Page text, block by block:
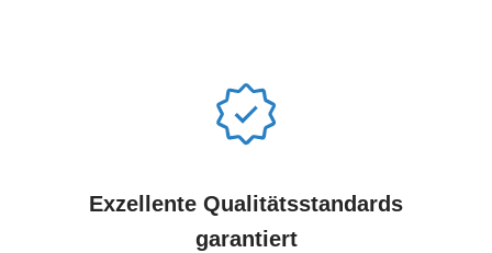
Exzellente Qualitätsstandards
garantiert